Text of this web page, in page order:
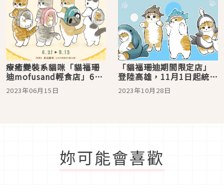
療癒變裝系貓咪「貓福珊
迪mofusand輕食店」6月
21日台中草悟超萌登場
2023年06月15日
「貓福珊迪期間限定店」
登陸高雄，11月1日起統一
時代百貨高雄店療癒登
場，七大可愛打卡點不容
2023年10月28日
妳可能會喜歡